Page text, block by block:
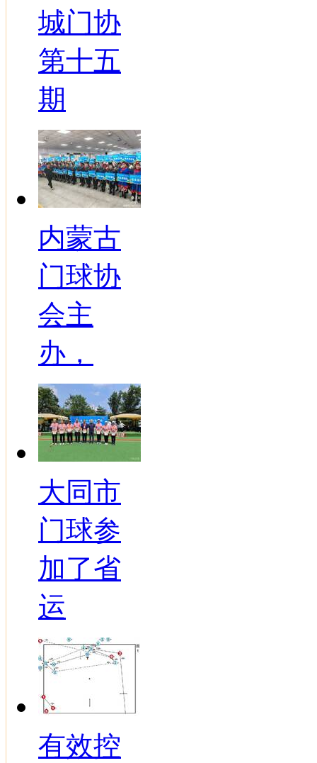
城门协
第十五
期
内蒙古
门球协
会主
办，
大同市
门球参
加了省
运
有效控